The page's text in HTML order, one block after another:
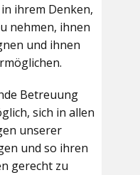
ihrem Denken,
nehmen, ihnen
und ihnen
Betreuung
sich in allen
unserer
und so ihren
gerecht zu